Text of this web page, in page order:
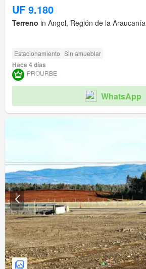
UF 9.180
Terreno in Angol, Región de la Araucanía
Estacionamiento Sin amueblar
Hace 4 días
PROURBE
WhatsApp